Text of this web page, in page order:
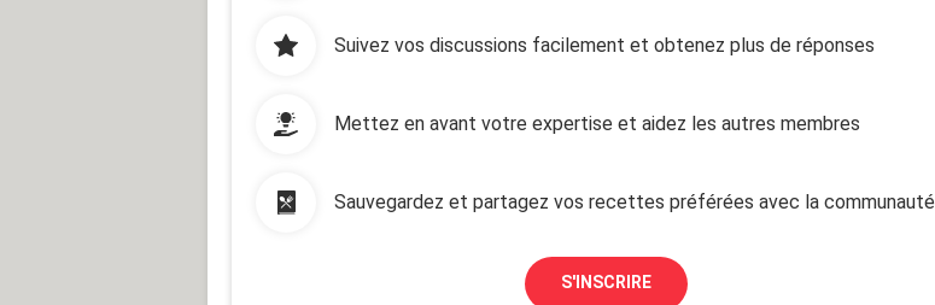
Suivez vos discussions facilement et obtenez plus de réponses
Mettez en avant votre expertise et aidez les autres membres
Sauvegardez et partagez vos recettes préférées avec la communauté
S'INSCRIRE